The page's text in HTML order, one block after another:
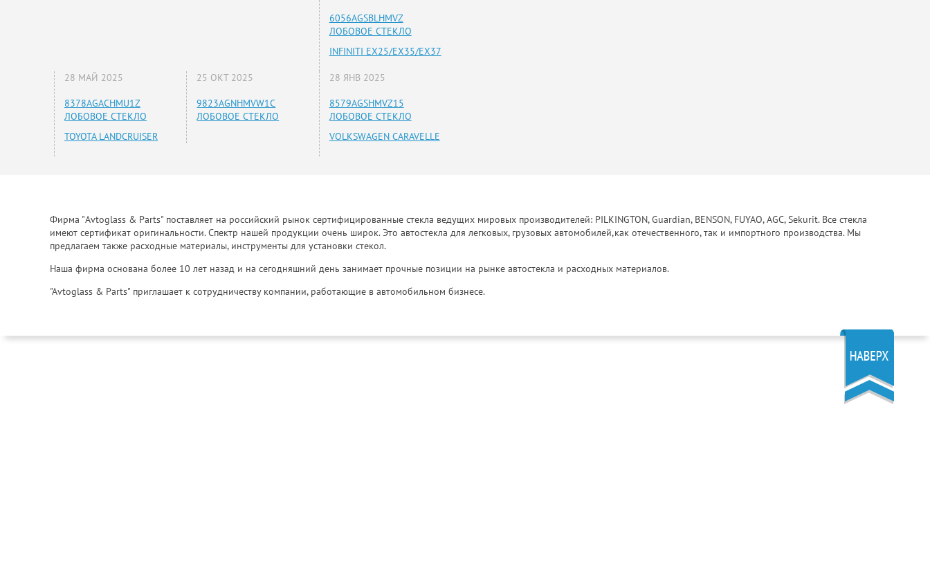
6056AGSBLHMVZ
ЛОБОВОЕ СТЕКЛО
INFINITI EX25/EX35/EX37
28 МАЙ 2025
8378AGACHMU1Z
ЛОБОВОЕ СТЕКЛО
TOYOTA LANDCRUISER
25 ОКТ 2025
9823AGNHMVW1C
ЛОБОВОЕ СТЕКЛО
28 ЯНВ 2025
8579AGSHMVZ15
ЛОБОВОЕ СТЕКЛО
VOLKSWAGEN CARAVELLE
Фирма "Avtoglass & Parts" поставляет на российский рынок сертифицированные стекла ведущих мировых производителей: PILKINGTON, Guardian, BENSON, FUYAO, AGC, Sekurit. Все стекла
имеют сертификат оригинальности. Спектр нашей продукции очень широк. Это автостекла для легковых, грузовых автомобилей,как отечественного, так и импортного производства. Мы
предлагаем также расходные материалы, инструменты для установки стекол.
Наша фирма основана более 10 лет назад и на сегодняшний день занимает прочные позиции на рынке автостекла и расходных материалов.
"Avtoglass & Parts" приглашает к сотрудничеству компании, работающие в автомобильном бизнесе.